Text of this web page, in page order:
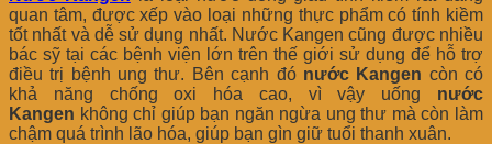
quan tâm, được xếp vào loại những thực phẩm có tính kiềm
tốt nhất và dễ sử dụng nhất. Nước Kangen cũng được nhiều
bác sỹ tại các bệnh viện lớn trên thế giới sử dụng để hỗ trợ
điều trị bệnh ung thư. Bên cạnh đó nước Kangen còn có
khả năng chống oxi hóa cao, vì vậy uống nước
Kangen không chỉ giúp bạn ngăn ngừa ung thư mà còn làm
chậm quá trình lão hóa, giúp bạn gìn giữ tuổi thanh xuân.